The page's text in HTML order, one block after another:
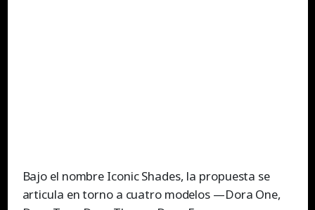
Bajo el nombre Iconic Shades, la propuesta se
articula en torno a cuatro modelos —Dora One,